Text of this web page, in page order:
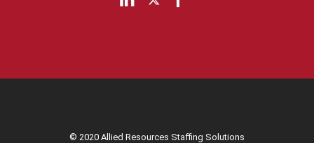
© 2020 Allied Resources Staffing Solutions